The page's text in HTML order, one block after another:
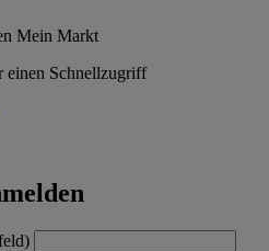
Mein Markt
einen Schnellzugriff